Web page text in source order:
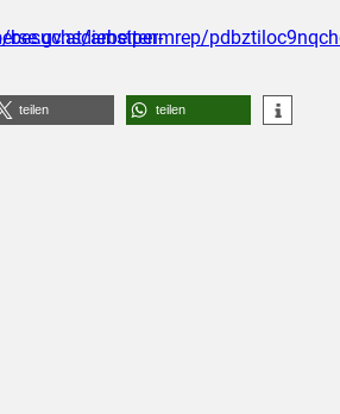
arbeiten-
teilen teilen